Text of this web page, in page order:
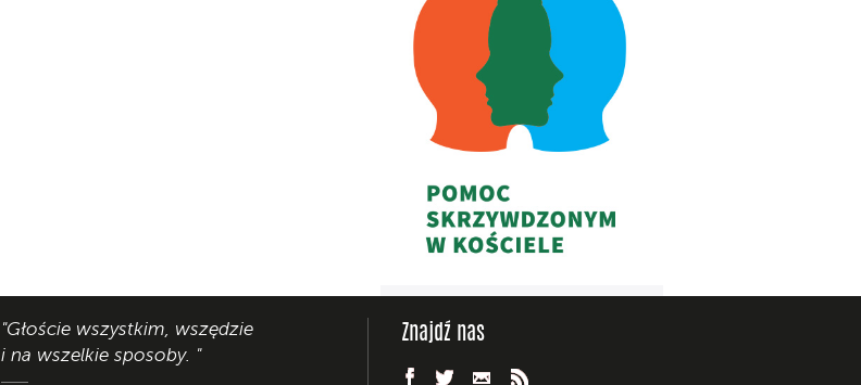
"Głoście wszystkim, wszędzie
i na wszelkie sposoby. "
Znajdź nas